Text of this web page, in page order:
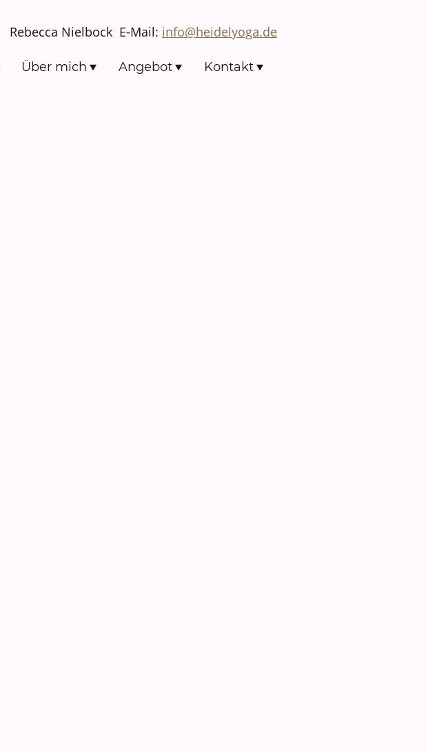
Rebecca Nielbock E-Mail: info@heidelyoga.de
Über mich Angebot Kontakt